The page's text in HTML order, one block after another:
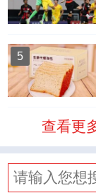
5
查看更